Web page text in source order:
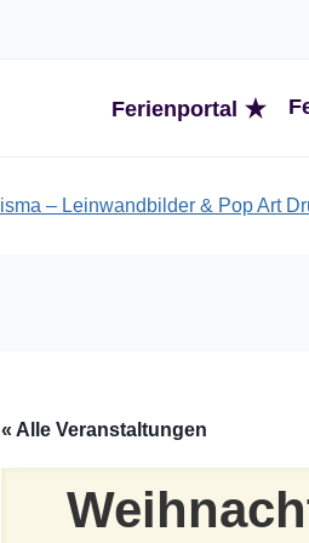
Ferienportal
« Alle Veranstaltungen